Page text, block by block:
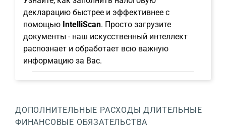
декларацию быстрее и эффективнее с
помощью IntelliScan. Просто загрузите
документы - наш искусственный интеллект
распознает и обработает всю важную
информацию за Вас.
ДОПОЛНИТЕЛЬНЫЕ РАСХОДЫ ДЛИТЕЛЬНЫЕ
ФИНАНСОВЫЕ ОБЯЗАТЕЛЬСТВА